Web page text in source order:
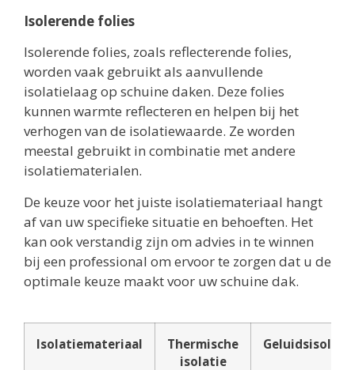
Isolerende folies
Isolerende folies, zoals reflecterende folies,
worden vaak gebruikt als aanvullende
isolatielaag op schuine daken. Deze folies
kunnen warmte reflecteren en helpen bij het
verhogen van de isolatiewaarde. Ze worden
meestal gebruikt in combinatie met andere
isolatiematerialen.
De keuze voor het juiste isolatiemateriaal hangt
af van uw specifieke situatie en behoeften. Het
kan ook verstandig zijn om advies in te winnen
bij een professional om ervoor te zorgen dat u de
optimale keuze maakt voor uw schuine dak.
Isolatiemateriaal
Thermische
isolatie
Geluidsisolatie